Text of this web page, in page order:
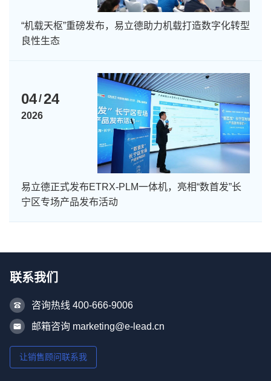
“机载天枢”重磅发布，易立德助力机载打造数字化转型
良性生态
04/24
2026
易立德正式发布ETRX-PLM一体机，亮相“数首发”长
宁区专场产品发布活动
联系我们
咨询热线 400-666-9006
邮箱咨询 marketing@e-lead.cn
让销售顾问联系我